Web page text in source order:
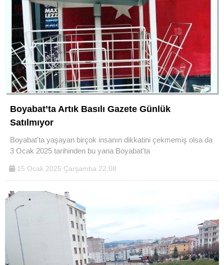
Boyabat’ta Artık Basılı Gazete Günlük
Satılmıyor
Boyabat'ta yaşayan birçok insanın dikkatini çekmemiş olsa da
3 Ocak 2025 tarihinden bu yana Boyabat'ta
15 Ocak 2025 Çarşamba 22:08